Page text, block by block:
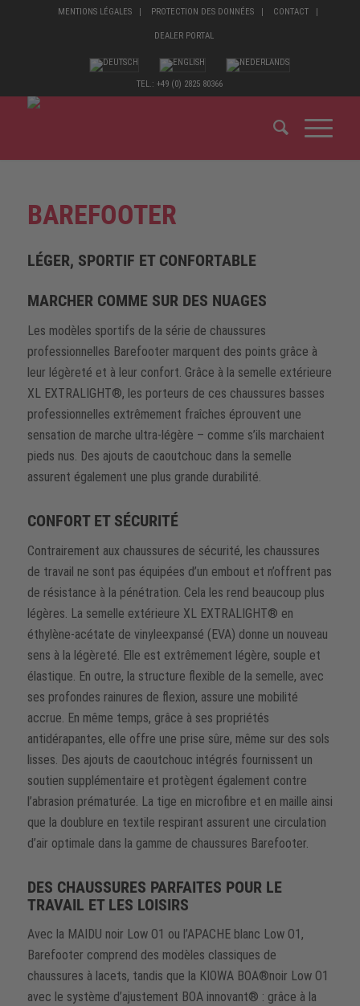
MENTIONS LÉGALES PROTECTION DES DONNÉES CONTACT
DEALER PORTAL
TEL.: +49 (0) 2825 80366
BAREFOOTER
LÉGER, SPORTIF ET CONFORTABLE
MARCHER COMME SUR DES NUAGES
Les modèles sportifs de la série de chaussures
professionnelles Barefooter marquent des points grâce à
leur légèreté et à leur confort. Grâce à la semelle extérieure
XL EXTRALIGHT®, les porteurs de ces chaussures basses
professionnelles extrêmement fraîches éprouvent une
sensation de marche ultra-légère – comme s’ils marchaient
pieds nus. Des ajouts de caoutchouc dans la semelle
assurent également une plus grande durabilité.
CONFORT ET SÉCURITÉ
Contrairement aux chaussures de sécurité, les chaussures
de travail ne sont pas équipées d’un embout et n’offrent pas
de résistance à la pénétration. Cela les rend beaucoup plus
légères. La semelle extérieure XL EXTRALIGHT® en
éthylène-acétate de vinyleexpansé (EVA) donne un nouveau
sens à la légèreté. Elle est extrêmement légère, souple et
élastique. En outre, la structure flexible de la semelle, avec
ses profondes rainures de flexion, assure une mobilité
accrue. En même temps, grâce à ses propriétés
antidérapantes, elle offre une prise sûre, même sur des sols
lisses. Des ajouts de caoutchouc intégrés fournissent un
soutien supplémentaire et protègent également contre
l’abrasion prématurée. La tige en microfibre et en maille ainsi
que la doublure en textile respirant assurent une circulation
d’air optimale dans la gamme de chaussures Barefooter.
DES CHAUSSURES PARFAITES POUR LE
TRAVAIL ET LES LOISIRS
Avec la MAIDU noir Low O1 ou l’APACHE blanc Low O1,
Barefooter comprend des modèles classiques de
chaussures à lacets, tandis que la KIOWA BOA®noir Low O1
avec le système d’ajustement BOA innovant® : grâce à la